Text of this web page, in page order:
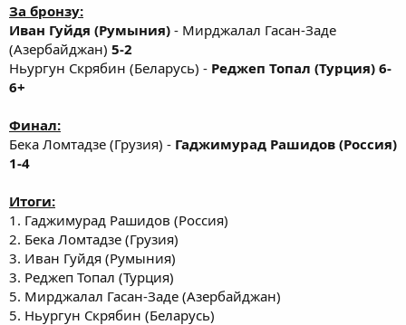
За бронзу:
Иван Гуйдя (Румыния) - Мирджалал Гасан-Заде
(Азербайджан) 5-2
Ньургун Скрябин (Беларусь) - Реджеп Топал (Турция) 6-
6+
Финал:
Бека Ломтадзе (Грузия) - Гаджимурад Рашидов (Россия)
1-4
Итоги:
1. Гаджимурад Рашидов (Россия)
2. Бека Ломтадзе (Грузия)
3. Иван Гуйдя (Румыния)
3. Реджеп Топал (Турция)
5. Мирджалал Гасан-Заде (Азербайджан)
5. Ньургун Скрябин (Беларусь)